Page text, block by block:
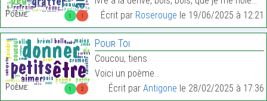
1 1
Poème:
Écrit par Roserouge le 19/06/2025 à 12:21
1 2
Poème:
Pour Toi
Coucou, tiens
Voici un poème…
Écrit par Antigone le 28/02/2025 à 17:36